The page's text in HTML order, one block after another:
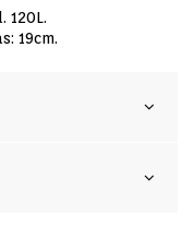
120L.
19cm.